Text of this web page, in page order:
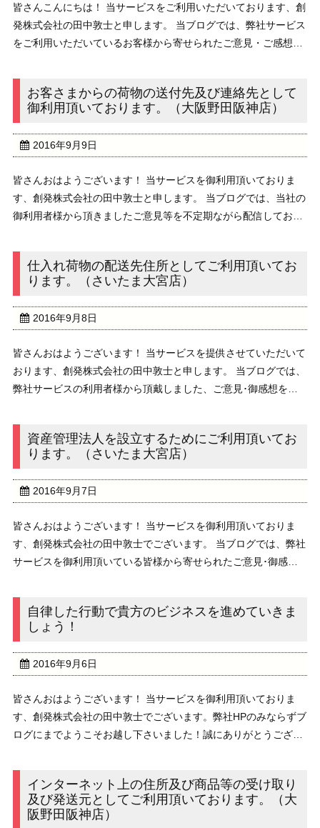
皆さんこんにちは！ 当サービスをご利用いただいております、創
発株式会社の田中敦士と申します。 当ブログでは、弊社サービス
をご利用いただいているお客様から寄せられたご意見・ご感想を
お客さまからの荷物の送付先及び連絡先として
御利用頂いております。（大阪野田阪神店）
2016年9月9日
皆さんおはようございます！ 当サービスを御利用頂いておりま
す、創発株式会社の田中敦士と申します。 当ブログでは、当社の
御利用者様から頂きましたご意見等を不定期ながら配信しており
仕入れ荷物の配送先住所としてご利用頂いてお
ります。（さいたま大宮店）
2016年9月8日
皆さんおはようございます！ 当サービスを提供させていただいて
おります、創発株式会社の田中敦士と申します。 当ブログでは、
弊社サービスの利用者様から頂戴しました、ご意見･御感想を不
資産管理法人を設立するためにご利用頂いてお
ります。（さいたま大宮店）
2016年9月7日
皆さんおはようございます！ 当サービスを御利用頂いておりま
す、創発株式会社の田中敦士でございます。 当ブログでは、弊社
サービスを御利用頂いている皆様から寄せられたご意見･御感想
...
自律した行動で貴方のビジネスを進めていきま
しょう！
2016年9月6日
皆さんおはようございます！ 当サービスを御利用頂いておりま
す、創発株式会社の田中敦士でございます。弊社HPのみならずブ
ログにまでようこそお越し下さいました！誠にありがとうござい
ビジネスを進めていきましょう！』でございます。 ...
インターネット上の住所及び商品等の受け取り
及び発送元としてご利用頂いております。（大
阪野田阪神店）